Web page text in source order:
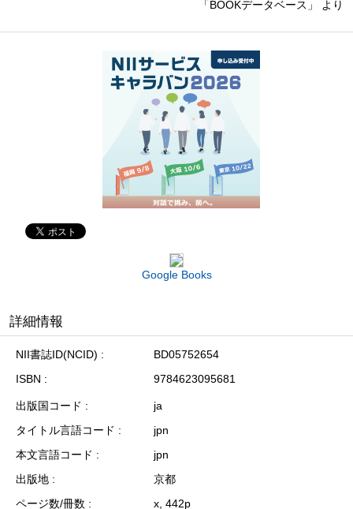
「BOOKデータベース」 より
Google Books
詳細情報
NII書誌ID(NCID)
BD05752654
ISBN
9784623095681
出版国コード
ja
タイトル言語コード
jpn
本文言語コード
jpn
出版地
京都
ページ数/冊数
x, 442p